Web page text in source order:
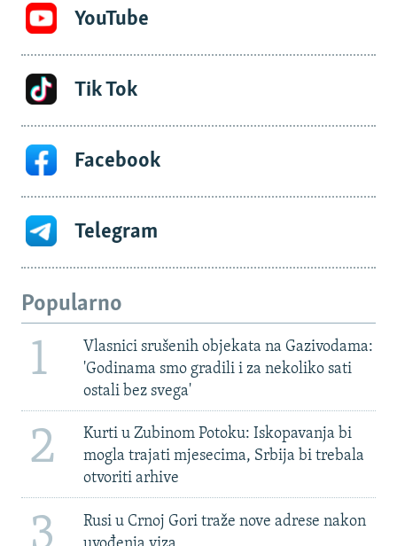
YouTube
Tik Tok
Facebook
Telegram
Popularno
1
Vlasnici srušenih objekata na Gazivodama:
'Godinama smo gradili i za nekoliko sati
ostali bez svega'
2
Kurti u Zubinom Potoku: Iskopavanja bi
mogla trajati mjesecima, Srbija bi trebala
otvoriti arhive
Rusi u Crnoj Gori traže nove adrese nakon